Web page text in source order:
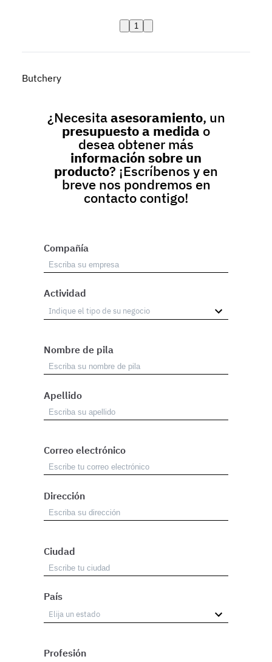
1
Butchery
¿Necesitaasesoramiento, un
presupuesto a medida o
desea obtener más
información sobre un
producto? ¡Escríbenos y en
breve nos pondremos en
contacto contigo!
Compañía
Actividad
Nombre de pila
Apellido
Correo electrónico
Dirección
Ciudad
País
Profesión